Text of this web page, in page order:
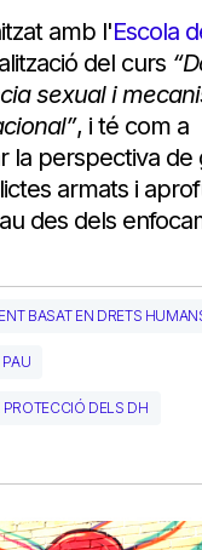
amb l'Escola
del curs
sexual i
, i té com a
la perspectiva
armats i
des dels
BASAT EN DRETS
PAU
DELS DH